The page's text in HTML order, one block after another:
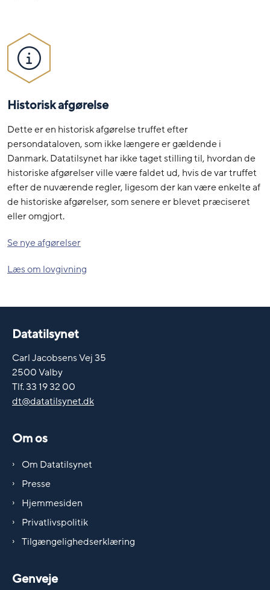
Historisk afgørelse
Dette er en historisk afgørelse truffet efter
persondataloven, som ikke længere er gældende i
Danmark. Datatilsynet har ikke taget stilling til, hvordan de
historiske afgørelser ville være faldet ud, hvis de var truffet
efter de nuværende regler, ligesom der kan være enkelte af
de historiske afgørelser, som senere er blevet præciseret
eller omgjort.
Se nye afgørelser
Læs om lovgivning
Datatilsynet
Carl Jacobsens Vej 35
2500 Valby
Tlf. 33 19 32 00
dt@datatilsynet.dk
Om os
Om Datatilsynet
Presse
Hjemmesiden
Privatlivspolitik
Tilgængelighedserklæring
Genveje